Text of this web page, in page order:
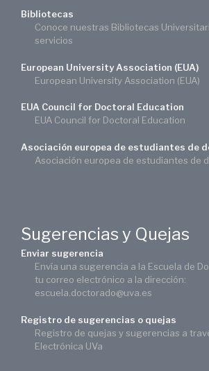
Bibliotecas
Conoce nuestras Bibliotecas
servicios
European University Association (EUA)
European University Association (EUA)
EUA Council for Doctoral Education
EUA Council for Doctoral Education
Asociación europea de estudiantes de
Asociación europea de estudiantes de
Sugerencias y Quejas
Enviar sugerencia
Envía una sugerencia a la Escuela de
tu correo electrónico a la dirección:
escuela.doctorado@uva.es
Registro de sugerencias o quejas
Registro de quejas y sugerencias a
Electrónica UVa